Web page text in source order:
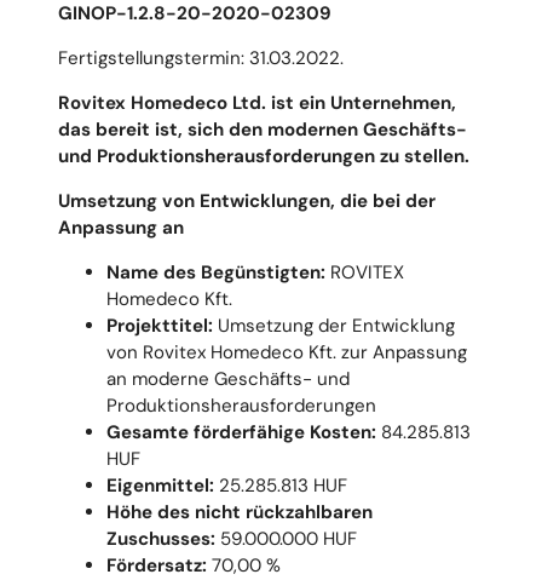
GINOP-1.2.8-20-2020-02309
Fertigstellungstermin: 31.03.2022.
Rovitex Homedeco Ltd. ist ein Unternehmen,
das bereit ist, sich den modernen Geschäfts-
und Produktionsherausforderungen zu stellen.
Umsetzung von Entwicklungen, die bei der
Anpassung an
Name des Begünstigten: ROVITEX
Homedeco Kft.
Projekttitel: Umsetzung der Entwicklung
von Rovitex Homedeco Kft. zur Anpassung
an moderne Geschäfts- und
Produktionsherausforderungen
Gesamte förderfähige Kosten: 84.285.813
HUF
Eigenmittel: 25.285.813 HUF
Höhe des nicht rückzahlbaren
Zuschusses: 59.000.000 HUF
Fördersatz: 70,00 %